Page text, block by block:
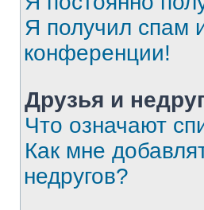
Я получил спам
конференции!
Друзья и
Что означают
Как мне
недругов?